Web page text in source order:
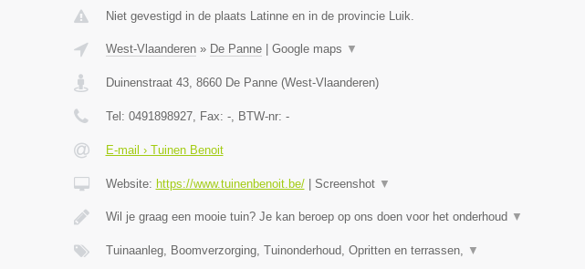
Niet gevestigd in de plaats Latinne en in de provincie Luik.
West-Vlaanderen» De Panne| Google maps ▼
Duinenstraat 43, 8660 De Panne(West-Vlaanderen)
Tel: 0491898927, Fax: -, BTW-nr: -
E-mail › Tuinen Benoit
Website: https://www.tuinenbenoit.be/| Screenshot ▼
Wil je graag een mooie tuin? Je kan beroep op ons doen voor het onderhoud ▼
Tuinaanleg, Boomverzorging, Tuinonderhoud, Opritten en terrassen, ▼